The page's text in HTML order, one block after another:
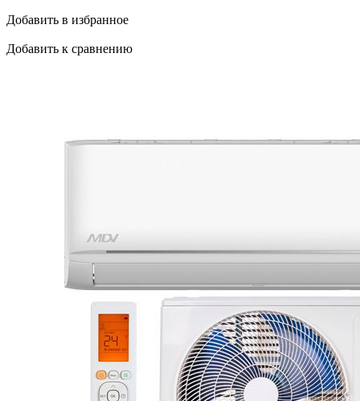
Добавить в избранное
Добавить к сравнению